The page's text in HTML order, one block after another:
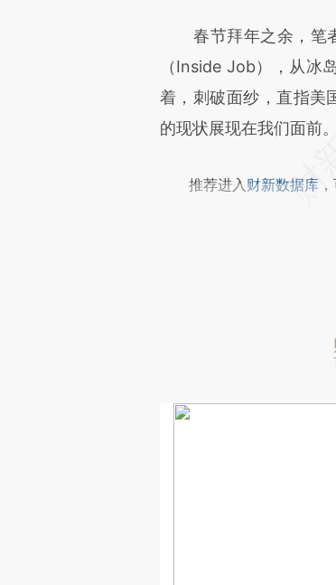
春节拜年之余，笔者
（Inside Job），从冰
着，刺破面纱，直指美
的现状展现在我们面前。
推荐进入 财新数据库